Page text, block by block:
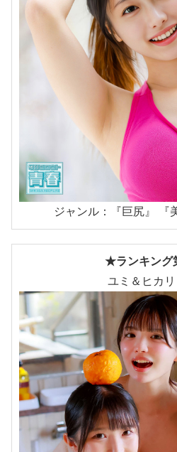
ジャンル：『巨尻』 『
★ランキング
ユミ＆ヒカ